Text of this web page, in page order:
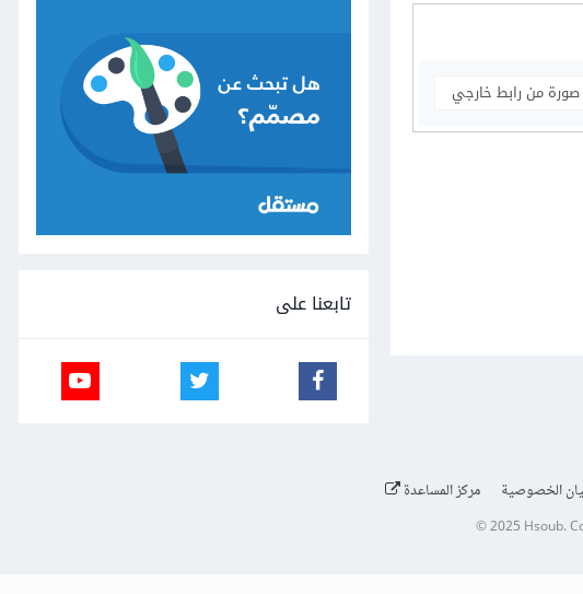
من رابط خارجي
تابعنا على
الخصوصية مركز المساعدة
© 2025 Hsoub.